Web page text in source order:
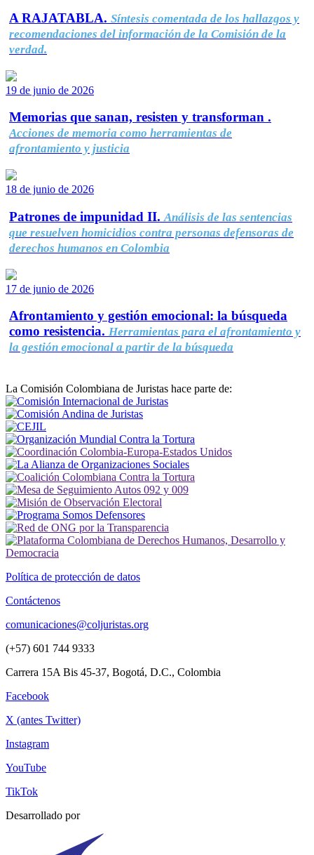
A RAJATABLA. Síntesis comentada de los hallazgos y
recomendaciones del información de la Comisión de la
verdad.
19 de junio de 2026
Memorias que sanan, resisten y transforman .
Acciones de memoria como herramientas de
afrontamiento y justicia
18 de junio de 2026
Patrones de impunidad II. Análisis de las sentencias
que resuelven homicidios contra personas defensoras de
derechos humanos en Colombia
17 de junio de 2026
Afrontamiento y gestión emocional: la búsqueda
como resistencia. Herramientas para el afrontamiento y
la gestión emocional a partir de la búsqueda
La Comisión Colombiana de Juristas hace parte de:
Política de protección de datos
Contáctenos
comunicaciones@coljuristas.org
(+57) 601 744 9333
Carrera 15A Bis 45-37, Bogotá, D.C., Colombia
Facebook
X (antes Twitter)
Instagram
YouTube
TikTok
Desarrollado por